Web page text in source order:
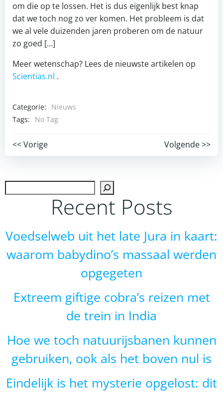
om die op te lossen. Het is dus eigenlijk best knap
dat we toch nog zo ver komen. Het probleem is dat
we al vele duizenden jaren proberen om de natuur
zo goed […]
Meer wetenschap? Lees de nieuwste artikelen op
Scientias.nl .
Categorie:
Nieuws
Tags:
No Tag
Post
navigation
<< Vorige
Post
navigation
Volgende >>
Recent Posts
Voedselweb uit het late Jura in kaart:
waarom babydino’s massaal werden
opgegeten
Extreem giftige cobra’s reizen met
de trein in India
Hoe we toch natuurijsbanen kunnen
gebruiken, ook als het boven nul is
Eindelijk is het mysterie opgelost: dit